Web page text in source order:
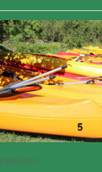
12/06/2021